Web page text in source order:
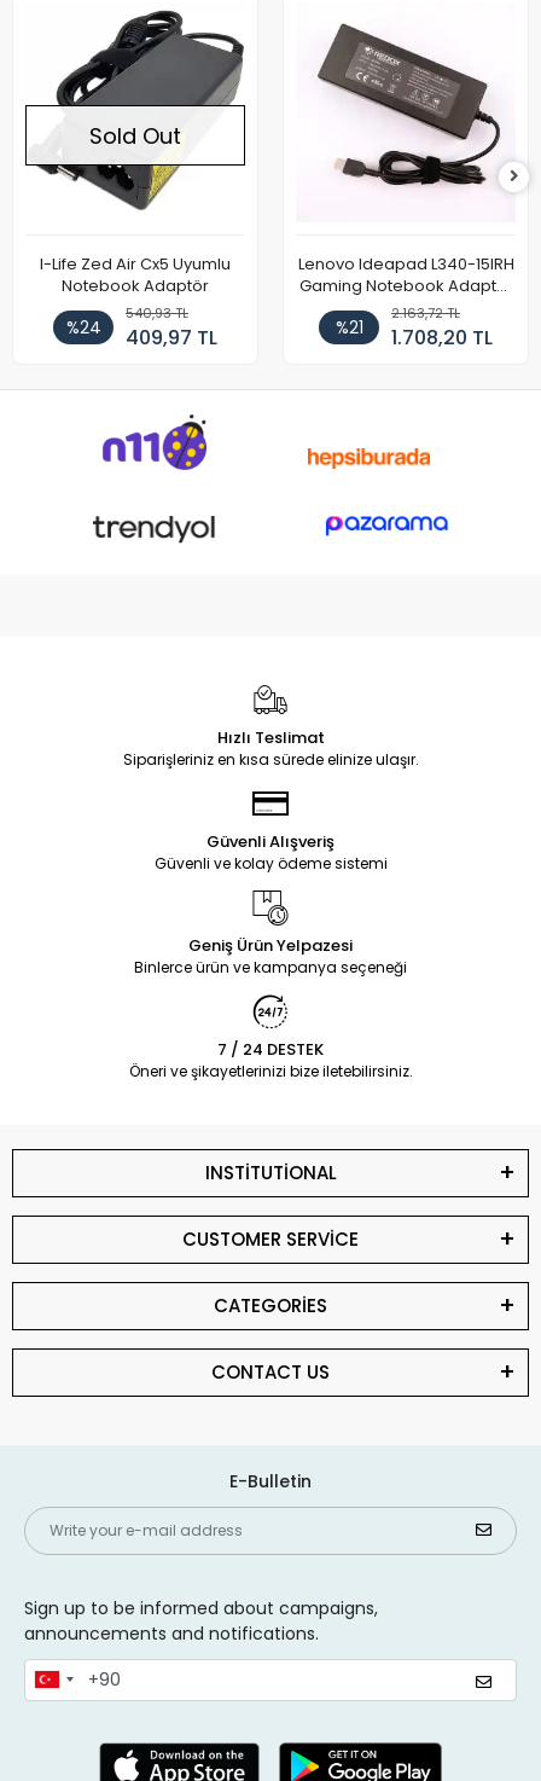
Sold Out
I-Life Zed Air Cx5 Uyumlu
Notebook Adaptör
%24
540,93 TL
409,97 TL
Lenovo Ideapad L340-15IRH
Gaming Notebook Adaptör
Cihazı Şarj Aleti (150W)
%21
2.163,72 TL
1.708,20 TL
Hızlı Teslimat
Siparişleriniz en kısa sürede elinize ulaşır.
Güvenli Alışveriş
Güvenli ve kolay ödeme sistemi
Geniş Ürün Yelpazesi
Binlerce ürün ve kampanya seçeneği
7 / 24 DESTEK
Öneri ve şikayetlerinizi bize iletebilirsiniz.
INSTİTUTİONAL
CUSTOMER SERVİCE
CATEGORİES
CONTACT US
E-Bulletin
Sign up to be informed about campaigns,
announcements and notifications.